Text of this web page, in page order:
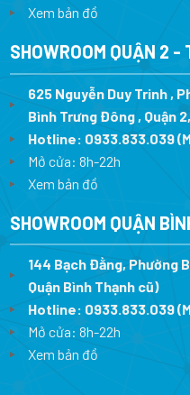
Xem bản đồ
SHOWROOM QUẬN 2 -
625 Nguyễn Duy Trinh ,
Bình Trưng Đông , Quận
Hotline: 0933.833.039
Mở cửa: 8h-22h
Xem bản đồ
SHOWROOM QUẬN
144 Bạch Đằng, Phường
Quận Bình Thạnh cũ)
Hotline: 0933.833.039
Mở cửa: 8h-22h
Xem bản đồ